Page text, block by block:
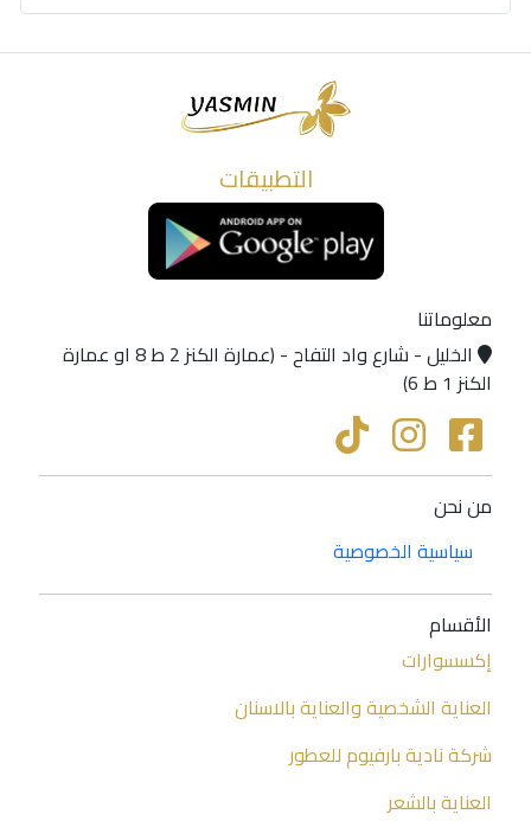
التطبيقات
معلوماتنا
الخليل - شارع واد التفاح - (عمارة الكنز 2 ط 8 او عمارة
الكنز 1 ط 6)
من نحن
سياسية الخصوصية
الأقسام
إكسسوارات
العناية الشخصية والعناية بالاسنان
شركة نادية بارفيوم للعطور
العناية بالشعر